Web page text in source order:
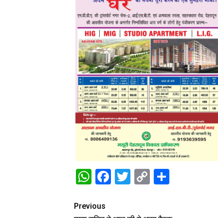
WhatsApp
Facebook
Twitter
CopyShare
Previous